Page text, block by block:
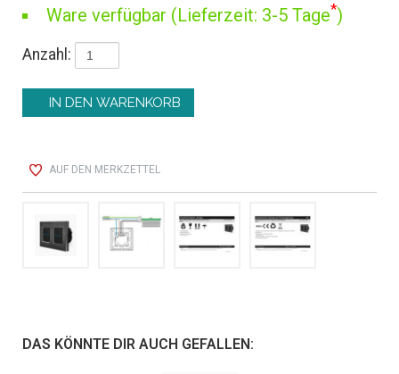
Ware verfügbar (Lieferzeit: 3-5 Tage*)
Anzahl:
AUF DEN MERKZETTEL
DAS KÖNNTE DIR AUCH GEFALLEN: